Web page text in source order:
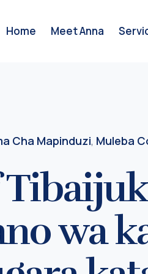
Home Meet Anna
Cha Mapinduzi, Muleba
wa